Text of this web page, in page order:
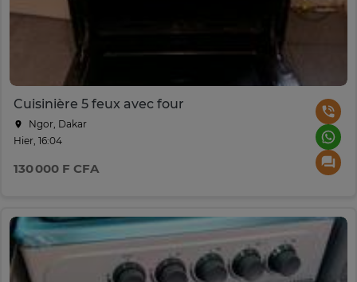
Cuisinière 5 feux avec four
Ngor, Dakar
Hier, 16:04
130 000 F CFA